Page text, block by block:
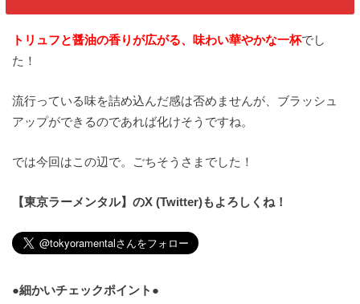
トリュフと醤油の香りが広がる、味わい華やかな一杯でし
た！
流行っている味を詰め込んだ感は否めませんが、ブラッシュ
アップができるのであれば化けそうですね。
では今回はこの辺で。ごちそうさまでした！
【東京ラーメンタル】のX (Twitter)もよろしくね！
●細かいチェックポイント●